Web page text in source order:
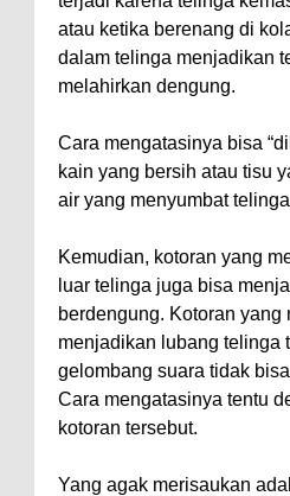
atau ketika berenang di
dalam telinga menjadikan
melahirkan dengung.
Cara mengatasinya bisa
kain yang bersih atau tisu
air yang menyumbat
Kemudian, kotoran yang
luar telinga juga bisa
berdengung. Kotoran yang
menjadikan lubang telinga
gelombang suara tidak
Cara mengatasinya tentu
kotoran tersebut.
Yang agak merisaukan